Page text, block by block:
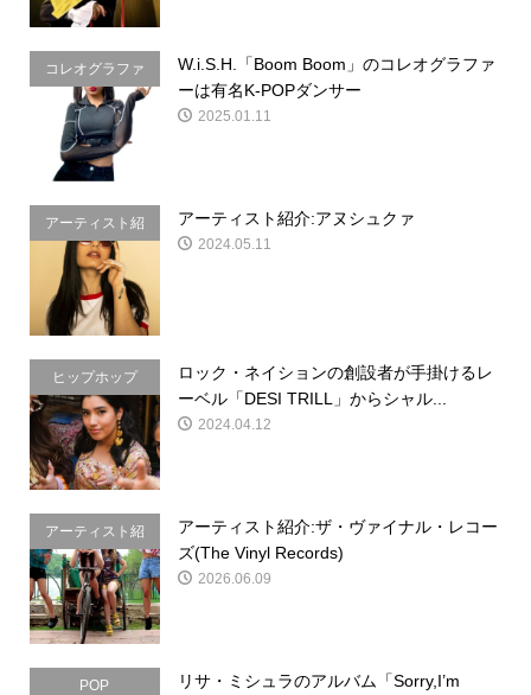
コレオグラファ
ー
W.i.S.H.「Boom Boom」のコレオグラファ
ーは有名K-POPダンサー
2025.01.11
アーティスト紹
介
アーティスト紹介:アヌシュクァ
2024.05.11
ヒップホップ
ロック・ネイションの創設者が手掛けるレ
ーベル「DESI TRILL」からシャル...
2024.04.12
アーティスト紹
介
アーティスト紹介:ザ・ヴァイナル・レコー
ズ(The Vinyl Records)
2026.06.09
POP
リサ・ミシュラのアルバム「Sorry,I’m